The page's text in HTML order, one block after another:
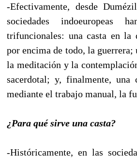
-Efectivamente, desde
sociedades indoeuropeas
trifuncionales: una casta en la
por encima de todo, la guerrera;
la meditación y la
sacerdotal; y, finalmente, una
mediante el trabajo manual, la
¿Para qué sirve una casta?
-Históricamente, en las